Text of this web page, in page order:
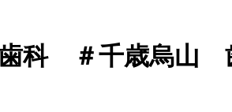
科 ＃千歳烏山